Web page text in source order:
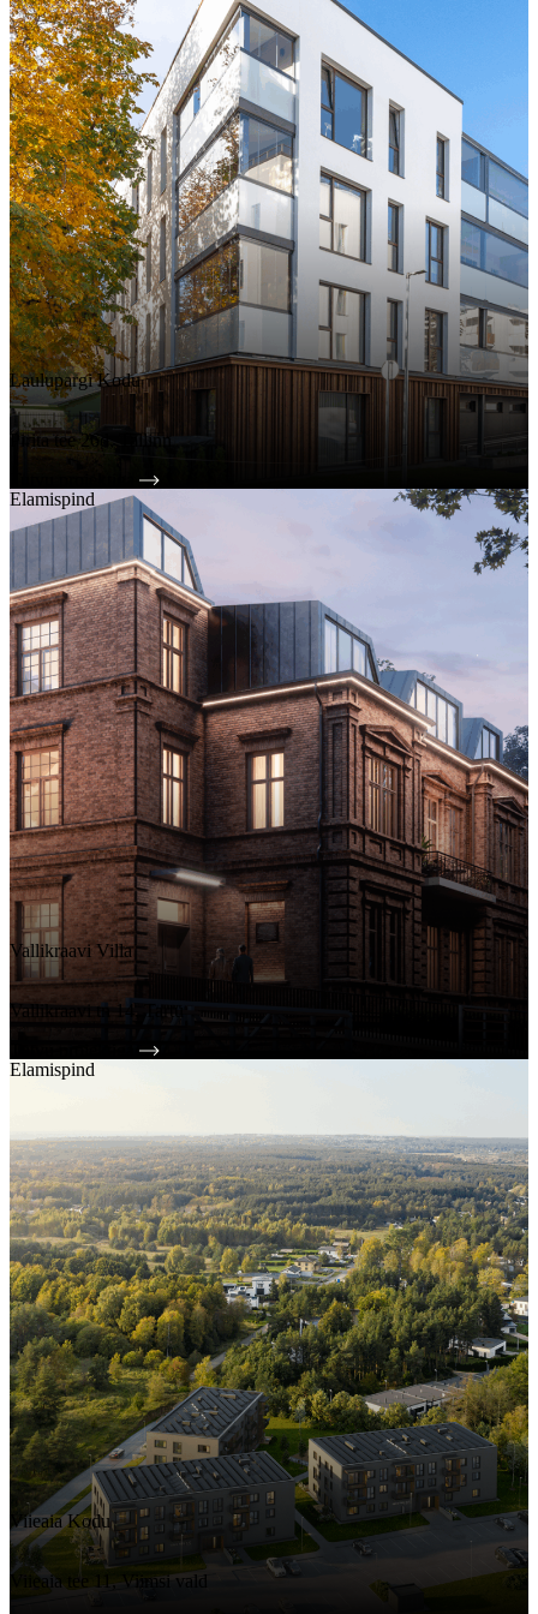
Laulupargi Kodu
Pirita tee 26d, Tallinn
Elamispind
Vallikraavi Villa
Vallikraavi tn 14, Tartu
Elamispind
Viieaia Kodu
Viieaia tee 11, Viimsi vald